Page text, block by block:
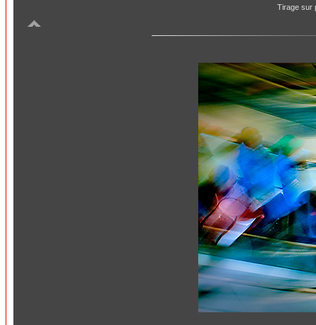
Tirage sur